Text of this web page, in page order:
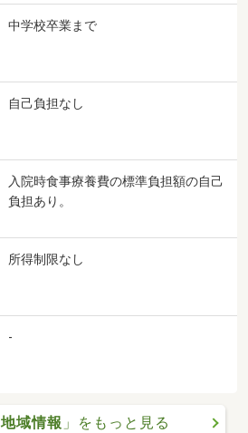
中学校卒業まで
自己負担なし
入院時食事療養費の標準負担額の自己
負担あり。
所得制限なし
-
地域情報 」をもっと見る